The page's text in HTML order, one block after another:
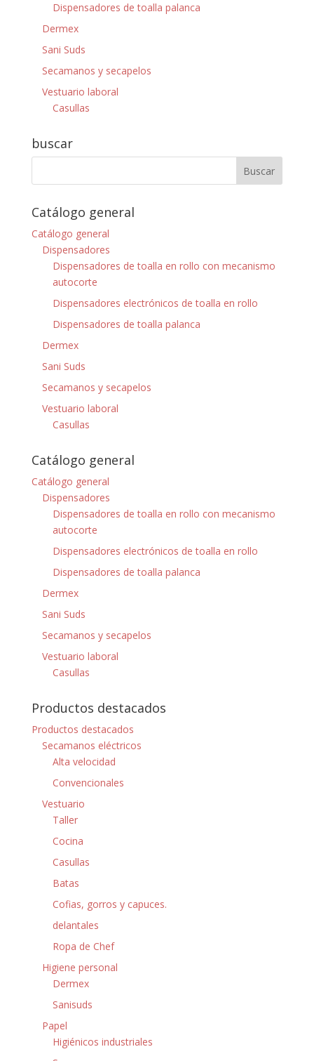
Dispensadores de toalla palanca
Dermex
Sani Suds
Secamanos y secapelos
Vestuario laboral
Casullas
buscar
Catálogo general
Catálogo general
Dispensadores
Dispensadores de toalla en rollo con mecanismo
autocorte
Dispensadores electrónicos de toalla en rollo
Dispensadores de toalla palanca
Dermex
Sani Suds
Secamanos y secapelos
Vestuario laboral
Casullas
Catálogo general
Catálogo general
Dispensadores
Dispensadores de toalla en rollo con mecanismo
autocorte
Dispensadores electrónicos de toalla en rollo
Dispensadores de toalla palanca
Dermex
Sani Suds
Secamanos y secapelos
Vestuario laboral
Casullas
Productos destacados
Productos destacados
Secamanos eléctricos
Alta velocidad
Convencionales
Vestuario
Taller
Cocina
Casullas
Batas
Cofias, gorros y capuces.
delantales
Ropa de Chef
Higiene personal
Dermex
Sanisuds
Papel
Higiénicos industriales